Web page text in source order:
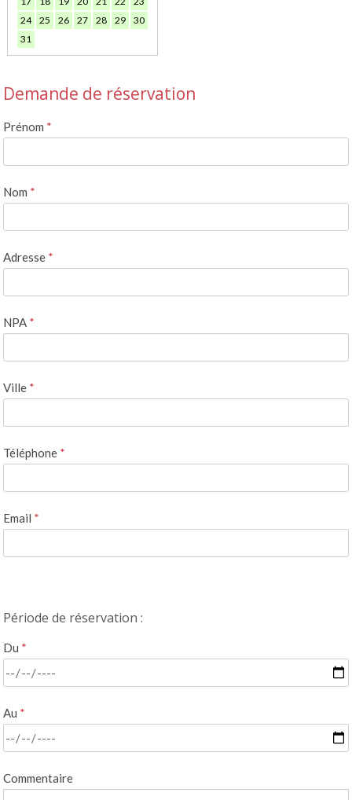
24
25 26 27 28 29
30
31
Demande de réservation
Prénom *
Nom *
Adresse *
NPA *
Ville *
Téléphone *
Email *
Période de réservation :
Du *
Au *
Commentaire